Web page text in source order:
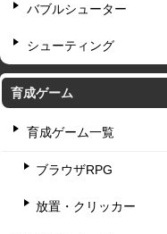
バブルシューター
シューティング
育成ゲーム
育成ゲーム一覧
ブラウザRPG
放置・クリッカー